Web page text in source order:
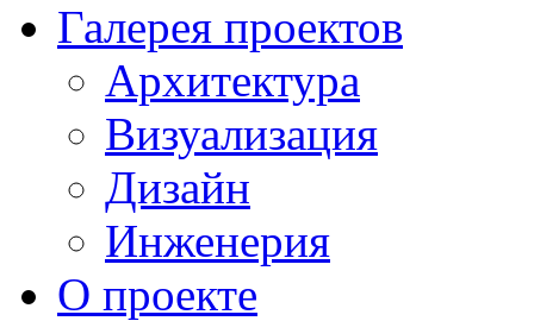
Галерея проектов
Архитектура
Визуализация
Дизайн
Инженерия
О проекте